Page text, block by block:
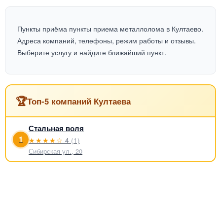
Пункты приёма пункты приема металлолома в Култаево.
Адреса компаний, телефоны, режим работы и отзывы.
Выберите услугу и найдите ближайший пункт.
🏆Топ-5 компаний Култаева
1
Стальная воля
★★★★☆ 4 (1)
Сибирская ул., 20